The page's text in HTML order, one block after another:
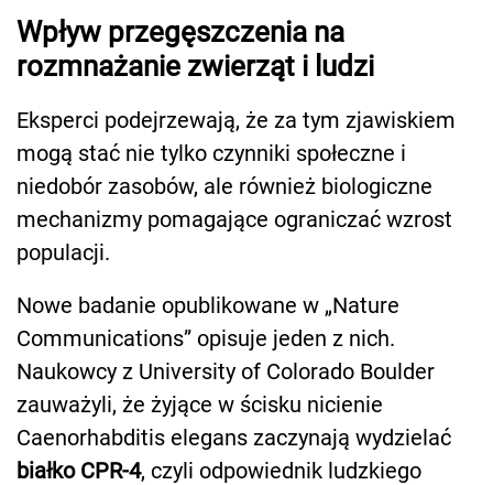
Wpływ przegęszczenia na
rozmnażanie zwierząt i ludzi
Eksperci podejrzewają, że za tym zjawiskiem
mogą stać nie tylko czynniki społeczne i
niedobór zasobów, ale również biologiczne
mechanizmy pomagające ograniczać wzrost
populacji.
Nowe badanie opublikowane w „Nature
Communications” opisuje jeden z nich.
Naukowcy z University of Colorado Boulder
zauważyli, że żyjące w ścisku nicienie
Caenorhabditis elegans zaczynają wydzielać
białko CPR-4, czyli odpowiednik ludzkiego